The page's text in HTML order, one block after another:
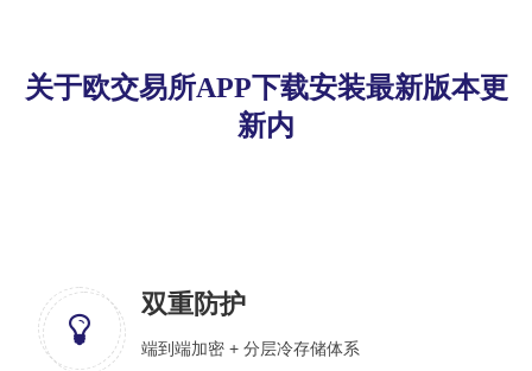
关于欧交易所APP下载安装最新版本更
新内
双重防护
端到端加密 + 分层冷存储体系